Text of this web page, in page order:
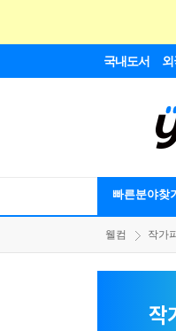
국내도서 외
빠른분야찾기
웰컴 작가
작